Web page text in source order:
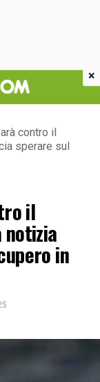
contro il
sperare sul
il
notizia
in
×